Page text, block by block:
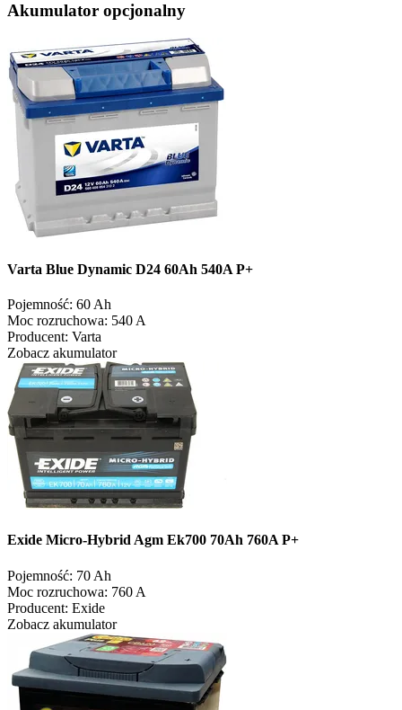
Akumulator opcjonalny
Varta Blue Dynamic D24 60Ah 540A P+
Pojemność: 60 Ah
Moc rozruchowa: 540 A
Producent: Varta
Zobacz akumulator
Exide Micro-Hybrid Agm Ek700 70Ah 760A P+
Pojemność: 70 Ah
Moc rozruchowa: 760 A
Producent: Exide
Zobacz akumulator